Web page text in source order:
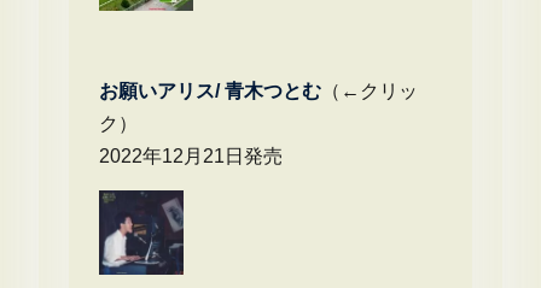
お願いアリス/ 青木つとむ（←クリッ
ク）
2022年12月21日発売